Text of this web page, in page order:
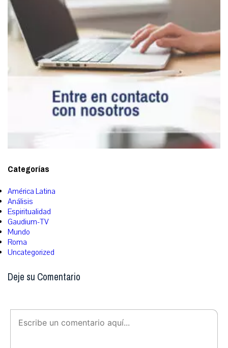
Categorías
América Latina
Análisis
Espiritualidad
Gaudium-TV
Mundo
Roma
Uncategorized
Deje su Comentario